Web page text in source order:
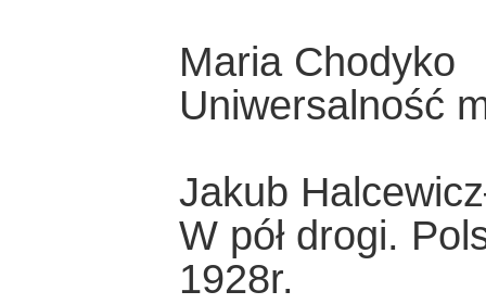
Maria Chodyko
Uniwersalność
Jakub
W pół drogi.
1928r.